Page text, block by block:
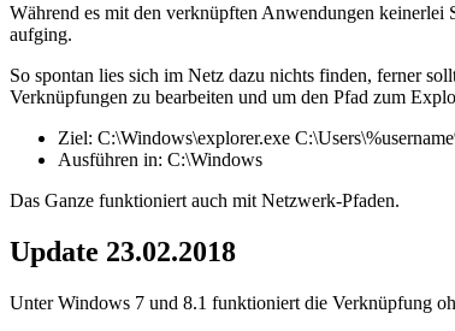
Während es mit den verknüpften Anwendungen keinerlei
aufging.
So spontan lies sich im Netz dazu nichts finden, ferner
Verknüpfungen zu bearbeiten und um den Pfad zum
Ziel: C:\Windows\explorer.exe
Ausführen in: C:\Windows
Das Ganze funktioniert auch mit Netzwerk-Pfaden.
Update 23.02.2018
Unter Windows 7 und 8.1 funktioniert die Verknüpfung